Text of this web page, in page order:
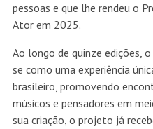
pessoas e que lhe rendeu o
Ator em 2025.
Ao longo de quinze edições,
se como uma experiência
brasileiro, promovendo
músicos e pensadores em
sua criação, o projeto já